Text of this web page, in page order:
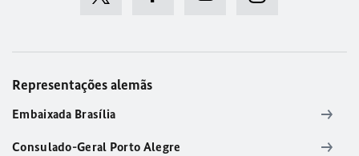
Representações alemãs
Embaixada Brasília
Consulado-Geral Porto Alegre